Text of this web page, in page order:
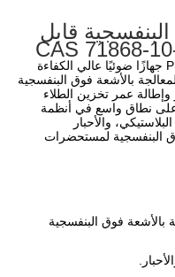
قابل
يعد Photoinitiator 907 (UV907، MMMP) جهازًا ضوئيًا عالي الكفاءة
بالأشعة فوق البنفسجية
وإطالة عمر تخزين الطلاء
على نطاق واسع في أنظمة
والأحبار
البنفسجية لمستحضرات
بالأشعة فوق البنفسجية